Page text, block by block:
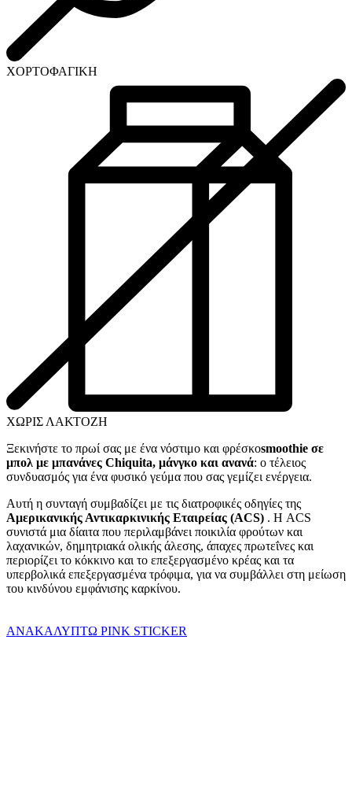
ΧΟΡΤΟΦΑΓΙΚΗ
ΧΩΡΙΣ ΛΑΚΤΟΖΗ
Ξεκινήστε το πρωί σας με ένα νόστιμο και φρέσκοsmoothie σε
μπολ με μπανάνες Chiquita, μάνγκο και ανανά: ο τέλειος
συνδυασμός για ένα φυσικό γεύμα που σας γεμίζει ενέργεια.
Αυτή η συνταγή συμβαδίζει με τις διατροφικές οδηγίες της
Αμερικανικής Αντικαρκινικής Εταιρείας (ACS) . Η ACS
συνιστά μια δίαιτα που περιλαμβάνει ποικιλία φρούτων και
λαχανικών, δημητριακά ολικής άλεσης, άπαχες πρωτεΐνες και
περιορίζει το κόκκινο και το επεξεργασμένο κρέας και τα
υπερβολικά επεξεργασμένα τρόφιμα, για να συμβάλλει στη μείωση
του κινδύνου εμφάνισης καρκίνου.
ΑΝΑΚΑΛΥΠΤΩ PINK STICKER